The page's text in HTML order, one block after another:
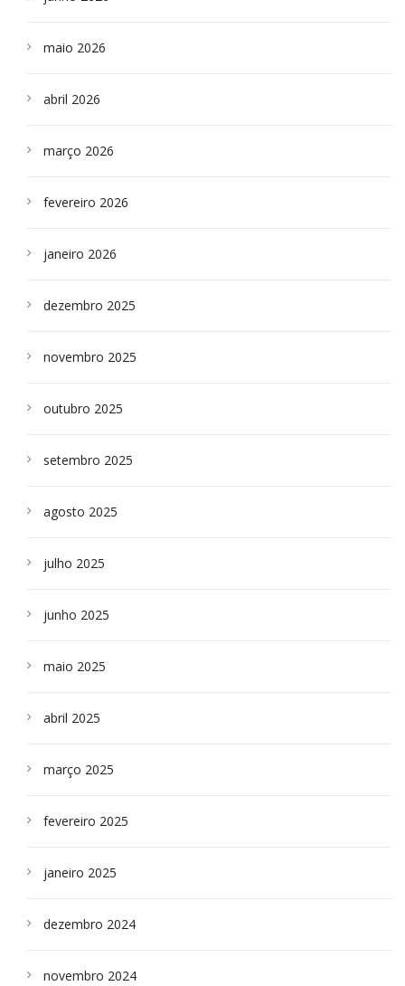
maio 2026
abril 2026
março 2026
fevereiro 2026
janeiro 2026
dezembro 2025
novembro 2025
outubro 2025
setembro 2025
agosto 2025
julho 2025
junho 2025
maio 2025
abril 2025
março 2025
fevereiro 2025
janeiro 2025
dezembro 2024
novembro 2024